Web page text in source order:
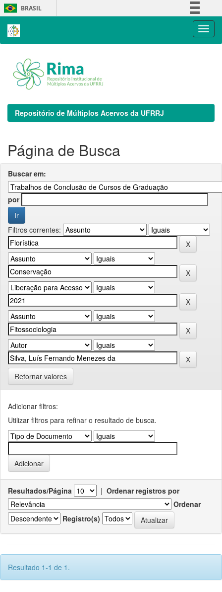
Skip
navigation
BRASIL
Repositório de Múltiplos Acervos da UFRRJ
Página de Busca
Buscar em:
por
Filtros correntes:
Retornar valores
Adicionar filtros:
Utilizar filtros para refinar o resultado de busca.
Resultados/Página | Ordenar registros por
Ordenar
Registro(s)
Resultado 1-1 de 1.